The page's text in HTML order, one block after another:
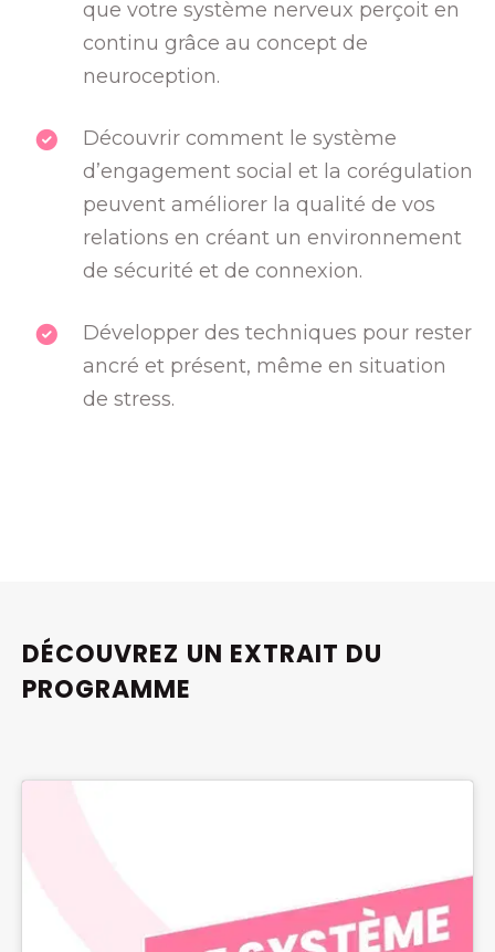
que votre système nerveux perçoit en
continu grâce au concept de
neuroception.
Découvrir comment le système
d’engagement social et la corégulation
peuvent améliorer la qualité de vos
relations en créant un environnement
de sécurité et de connexion.
Développer des techniques pour rester
ancré et présent, même en situation
de stress.
DÉCOUVREZ UN EXTRAIT DU
PROGRAMME